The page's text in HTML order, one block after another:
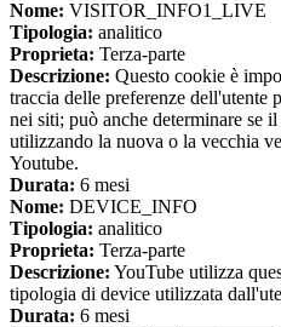
Nome: VISITOR_INFO1_LIVE
Tipologia: analitico
Proprieta: Terza-parte
Descrizione: Questo cookie è
traccia delle preferenze dell'utente
nei siti; può anche determinare se
utilizzando la nuova o la vecchia
Youtube.
Durata: 6 mesi
Nome: DEVICE_INFO
Tipologia: analitico
Proprieta: Terza-parte
Descrizione: YouTube utilizza
tipologia di device utilizzata
Durata: 6 mesi